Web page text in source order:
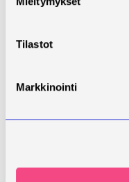
Tilastot
Markkinointi